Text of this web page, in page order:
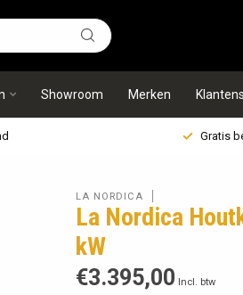
Showroom Merken
Gratis
LA NORDICA
La Nordica
kW
€3.395,00 Incl. btw